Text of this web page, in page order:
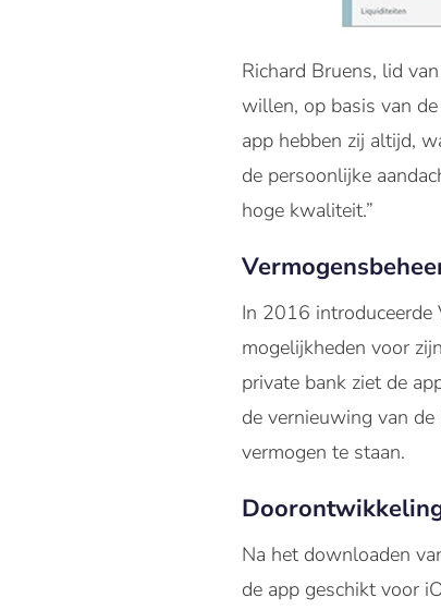
Richard Bruens, lid
willen, op basis van
app hebben zij altijd,
de persoonlijke
hoge kwaliteit.”
In 2016 introduceerde
mogelijkheden voor
private bank ziet de
de vernieuwing van
vermogen te staan.
Na het downloaden
de app geschikt voor